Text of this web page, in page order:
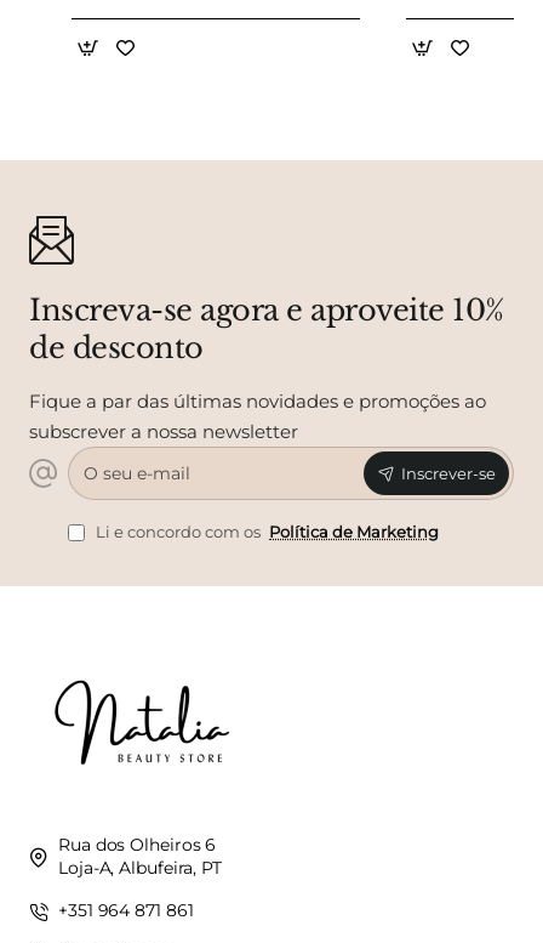
Inscreva-se agora e aproveite 10%
de desconto
Fique a par das últimas novidades e promoções ao
subscrever a nossa newsletter
O
seu
e-
mail
Inscrever-se
Li e concordo com os Política de Marketing
Rua dos Olheiros 6
Loja-A, Albufeira, PT
+351 964 871 861